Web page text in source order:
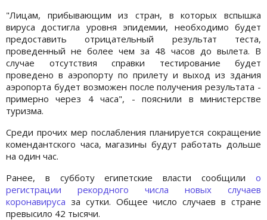
"Лицам, прибывающим из стран, в которых вспышка
вируса достигла уровня эпидемии, необходимо будет
предоставить отрицательный результат теста,
проведенный не более чем за 48 часов до вылета. В
случае отсутствия справки тестирование будет
проведено в аэропорту по прилету и выход из здания
аэропорта будет возможен после получения результата -
примерно через 4 часа", - пояснили в министерстве
туризма.
Среди прочих мер послабления планируется сокращение
комендантского часа, магазины будут работать дольше
на один час.
Ранее, в субботу египетские власти сообщили о
регистрации рекордного числа новых случаев
коронавируса за сутки. Общее число случаев в стране
превысило 42 тысячи.